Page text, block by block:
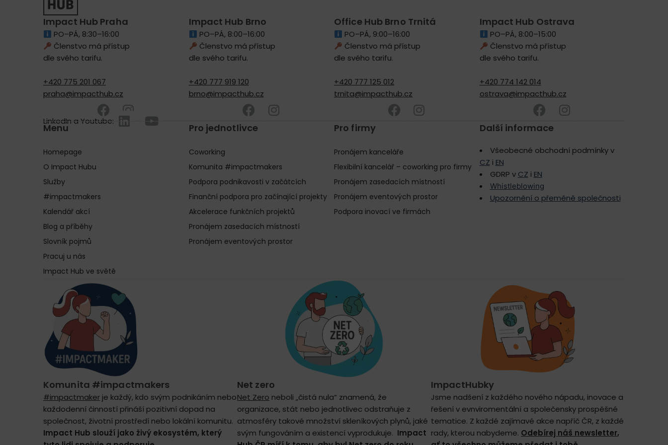
Impact Hub Praha
PO–PÁ, 8:30–16:00
Členstvo má přístup
dle svého tarifu.
+420 775 201 067
praha@impacthub.cz
Impact Hub Brno
PO–PÁ, 8:00–16:00
Členstvo má přístup
dle svého tarifu.
+420 777 919 120
brno@impacthub.cz
Office Hub Brno Trnitá
PO–PÁ, 9:00–16:00
Členstvo má přístup
dle svého tarifu.
+420 777 125 012
trnita@impacthub.cz
Impact Hub Ostrava
PO–PÁ, 8:00–15:00
Členstvo má přístup
dle svého tarifu.
+420 774 142 014
ostrava@impacthub.cz
LinkedIn a Youtube:
Menu
Homepage
O Impact Hubu
Služby
#impactmakers
Kalendář akcí
Blog a příběhy
Slovník pojmů
Pracuj u nás
Impact Hub ve světě
Pro jednotlivce
Coworking
Komunita #impactmakers
Podpora podnikavosti v začátcích
Finanční podpora pro začínající projekty
Akcelerace funkčních projektů
Pronájem zasedacích místností
Pronájem eventových prostor
Pro firmy
Pronájem kanceláře
Flexibilní kancelář – coworking pro firmy
Pronájem zasedacích místností
Pronájem eventových prostor
Podpora inovací ve firmách
Další informace
Všeobecné obchodní podmínky v
CZ i EN
GDRP v CZ i EN
Whistleblowing
Upozornění o přeměně společnosti
Komunita #impactmakers
#impactmaker je každý, kdo svým podnikáním nebo
každodenní činností přináší pozitivní dopad na
společnost, životní prostředí nebo lokální komunitu.
Impact Hub slouží jako živý ekosystém, který
Net zero
Net Zero neboli „čistá nula“ znamená, že
organizace, stát nebo jednotlivec odstraňuje z
atmosféry takové množství skleníkových plynů, jaké
svým fungováním a existencí vyprodukuje. Impact
ImpactHubky
Jsme nadšení z každého nového nápadu, inovace a
řešení v evnviromentální a společensky prospěšné
tematice. Z každé zajímavé akce napříč ČR, z každé
rady, kterou nabydeme. Odebírej náš newsletter,